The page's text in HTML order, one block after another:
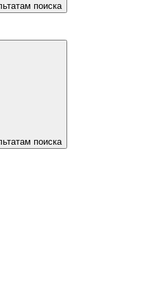
поиска
поиска